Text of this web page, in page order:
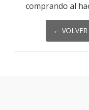
comprando al
←